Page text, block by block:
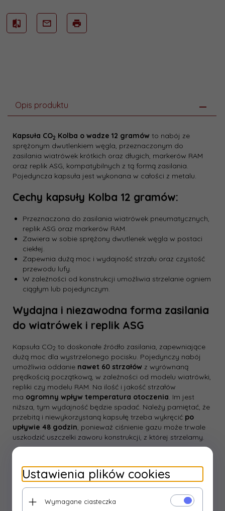
Opis produktu
Kapsuła CO2 Kolba o wadze 12 gramów to nabój ze
sprężonym dwutlenkiem węgla, przeznaczonym do
zasilania wiatrówek krótkich oraz długich, markerów RAM
oraz replik ASG, kompatybilnych z tą formą zasilania.
Pojedyncza kapsuła jest wykonana w całości z metalu.
Cechy kapsuły Kolba 12 gramów:
Przeznaczona do zasilania wiatrówek pneumatycznych,
replik ASG oraz markerów RAM.
Zawiera w sobie sprężony dwutlenek węgla w postaci
ciekłej.
Zapewnia dużą moc i wydajność strzału oraz czystość
przewodu lufy.
W zależności od konstrukcji umożliwia strzelanie ogniem
ciągłym lub pojedynczym.
Wydajna i niezawodna forma zasilania
do wiatrówek i replik ASG
Kapsuła CO2 to doskonałe źródło zasilania, zapewniające
dużą moc dla wystrzelonego pocisku. Pojedynczy nabój
umożliwia oddanie nawet 60 strzałów z wyrównaną
prędkością początkową, w zależności od modelu wiatrówki,
repliki czy modelu RAM. Na ilość i jakość strzałów
ma ogromny wpływ temperatura otoczenia. Im jest
niższa, tym wydajność będzie spadać. Należy pamiętać, że
przebitą i niewykorzystaną kapsułę trzeba wykręcić po
upływie 48 godzin, ponieważ ciśnienie gazu może trwale
uszkodzić uszczelki zaworu konstrukcji, z której strzelamy.
Dane techniczne
Dane podstawowe
Ilość gazu w kapsule [g]
Ustawienia plików cookies
Wymagane ciasteczka